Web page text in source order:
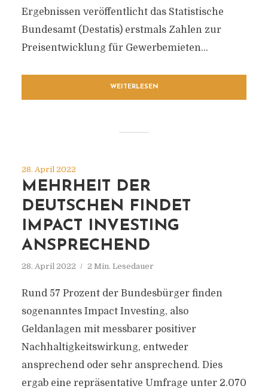
Ergebnissen veröffentlicht das Statistische
Bundesamt (Destatis) erstmals Zahlen zur
Preisentwicklung für Gewerbemieten...
WEITERLESEN
28. April 2022
MEHRHEIT DER
DEUTSCHEN FINDET
IMPACT INVESTING
ANSPRECHEND
28. April 2022 2 Min. Lesedauer
Rund 57 Prozent der Bundesbürger finden
sogenanntes Impact Investing, also
Geldanlagen mit messbarer positiver
Nachhaltigkeitswirkung, entweder
ansprechend oder sehr ansprechend. Dies
ergab eine repräsentative Umfrage unter 2.070